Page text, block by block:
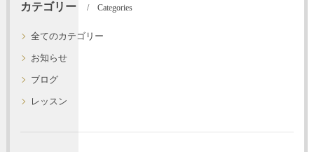
カテゴリー Categories
全てのカテゴリー
お知らせ
ブログ
レッスン